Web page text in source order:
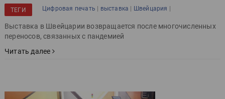
ТЕГИ Цифровая печать | выставка | Швейцария |
Выставка в Швейцарии возвращается после многочисленных
переносов, связанных с пандемией
Читать далее